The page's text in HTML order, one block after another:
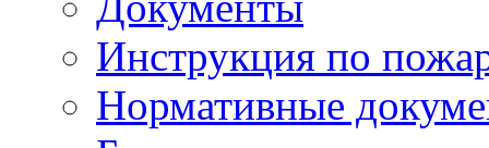
Инструкция по
Нормативные